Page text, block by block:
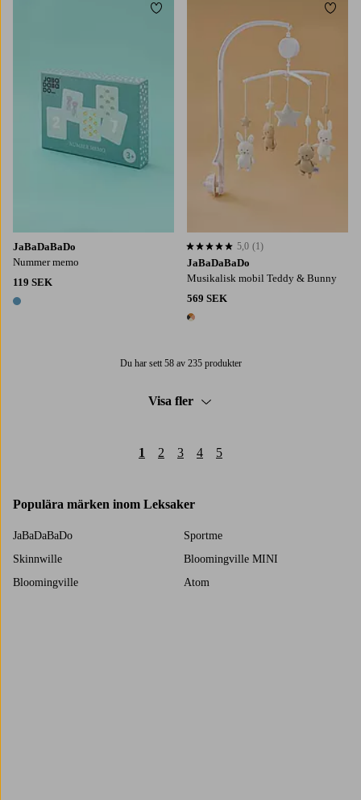
JaBaDaBaDo
Nummer memo
119 SEK
1 färg
Lägg till i favoriter
JaBaDaBaDo
Musikalisk mobil Teddy & Bunny
569 SEK
1 färg
5,0 baserat på 1 st betyg
5,0 (1)
Du har sett 58 av 235 produkter
Visa fler
1 2 3 4 5
Populära märken inom Leksaker
JaBaDaBaDo
Sportme
Skinnwille
Bloomingville MINI
Bloomingville
Atom